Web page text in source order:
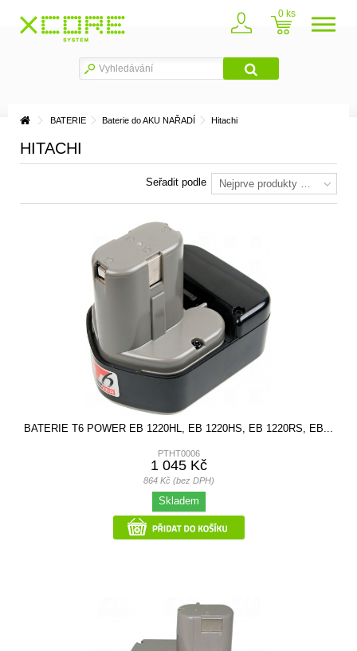
0
BATERIE Baterie do AKU NAŘADÍ Hitachi
HITACHI
Seřadit podle Nejprve produkty skladem
BATERIE T6 POWER EB 1220HL, EB 1220HS, EB 1220RS, EB...
PTHT0006
1 045 Kč
864 Kč (bez DPH)
Skladem